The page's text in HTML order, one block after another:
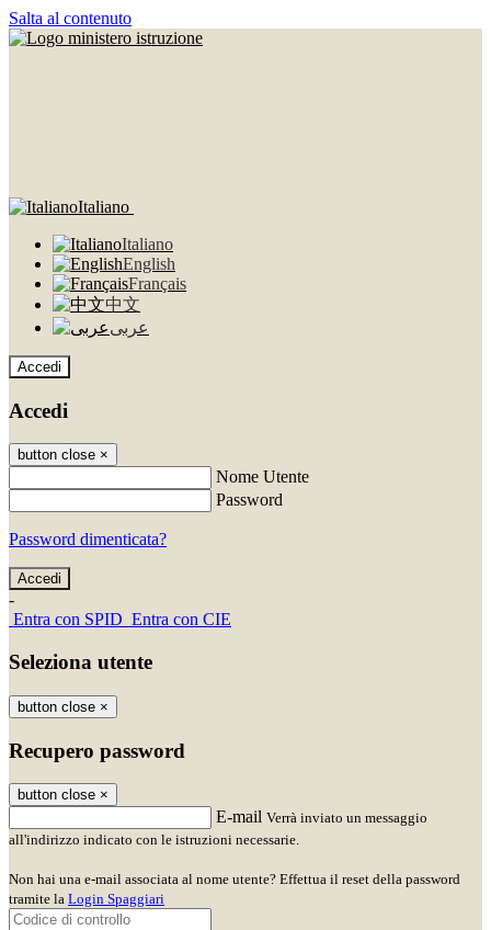
Salta al contenuto
Italiano
Italiano
English
Français
中文
عربى
Accedi
Accedi
button close ×
Nome Utente
Password
Password dimenticata?
-
Entra con SPID Entra con CIE
Seleziona utente
button close ×
Recupero password
button close ×
E-mail Verrà inviato un messaggio
all'indirizzo indicato con le istruzioni necessarie.
Non hai una e-mail associata al nome utente? Effettua il reset della password
tramite la Login Spaggiari